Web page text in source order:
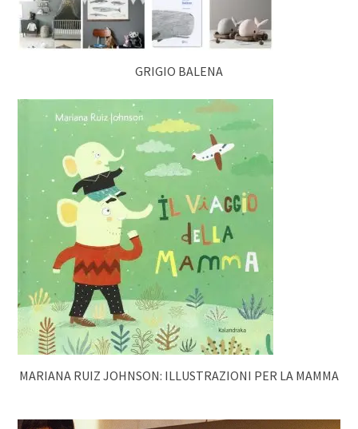
GRIGIO BALENA
MARIANA RUIZ JOHNSON: ILLUSTRAZIONI PER LA MAMMA